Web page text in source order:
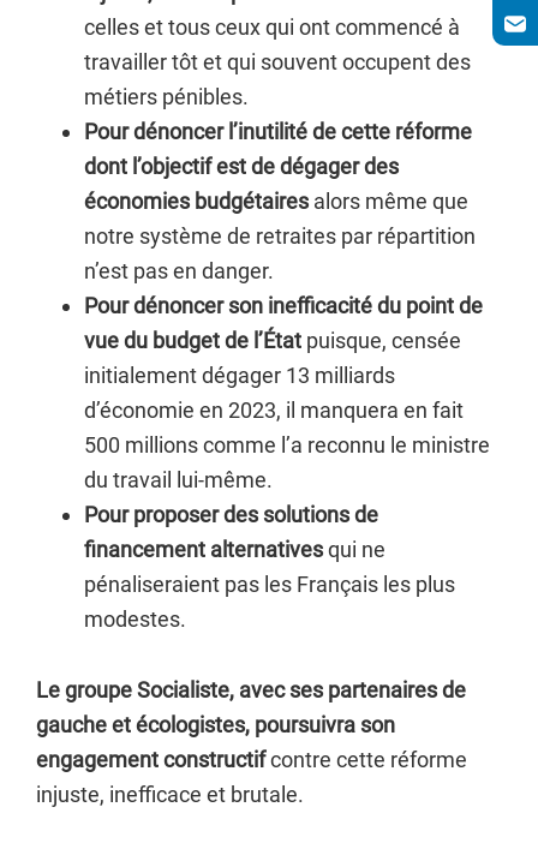
celles et tous ceux qui ont commencé à
travailler tôt et qui souvent occupent des
métiers pénibles.
Pour dénoncer l’inutilité de cette réforme
dont l’objectif est de dégager des
économies budgétaires alors même que
notre système de retraites par répartition
n’est pas en danger.
Pour dénoncer son inefficacité du point de
vue du budget de l’État puisque, censée
initialement dégager 13 milliards
d’économie en 2023, il manquera en fait
500 millions comme l’a reconnu le ministre
du travail lui-même.
Pour proposer des solutions de
financement alternativesqui ne
pénaliseraient pas les Français les plus
modestes.
Le groupe Socialiste, avec ses partenaires de
gauche et écologistes, poursuivra son
engagement constructifcontre cette réforme
injuste, inefficace et brutale.